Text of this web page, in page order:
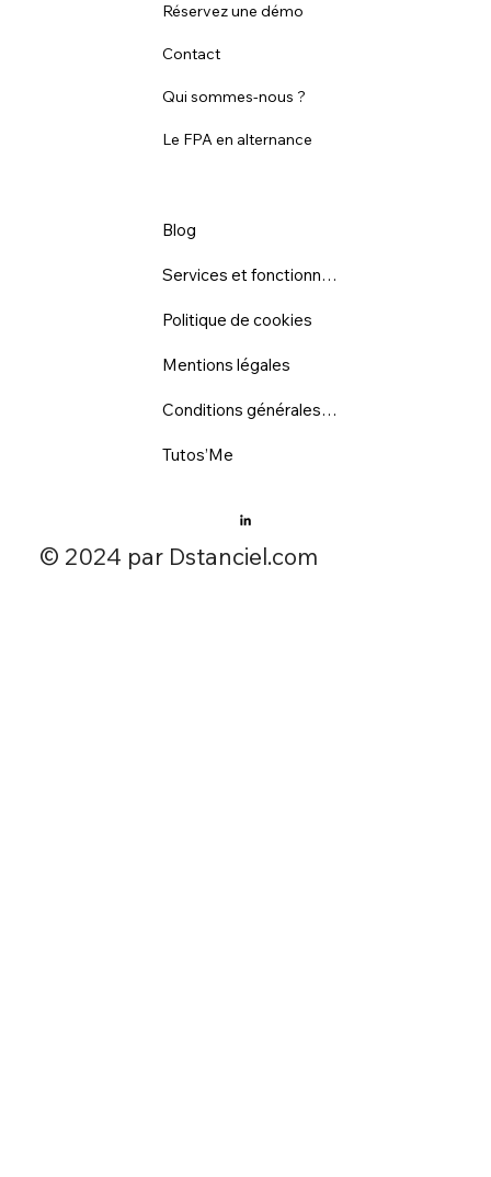
​© 2024 par Dstanciel.com
Blog
Services et fonctionnalités
Politique de cookies
Mentions légales
Conditions générales d'utilisation
Tutos’Me
Réservez une démo
Contact
Qui sommes-nous ?
Le FPA en alternance